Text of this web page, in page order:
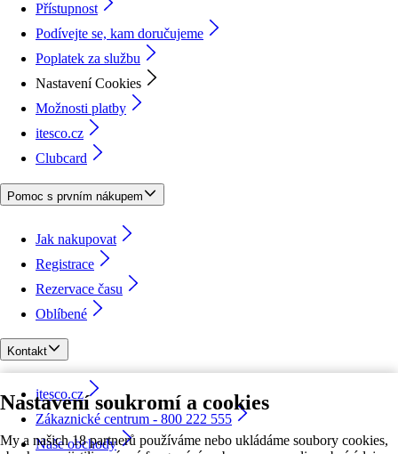
Nastavení soukromí a cookies
My a našich 18 partnerů používáme nebo ukládáme soubory cookies,
Přístupnost
Podívejte se, kam doručujeme
Poplatek za službu
Nastavení Cookies
Možnosti platby
itesco.cz
Clubcard
Pomoc s prvním nákupem
Jak nakupovat
Registrace
Rezervace času
Oblíbené
Kontakt
itesco.cz
Zákaznické centrum - 800 222 555
Naše obchody